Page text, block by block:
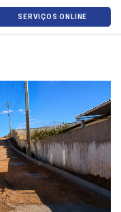
SERVIÇOS ONLINE